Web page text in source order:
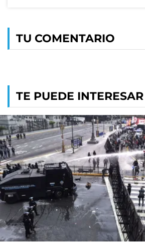
TU COMENTARIO
TE PUEDE INTERESAR